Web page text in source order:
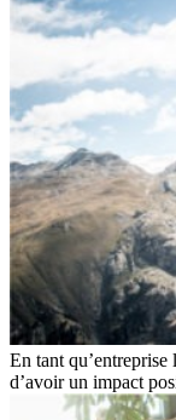
En tant
d’avoir un impact